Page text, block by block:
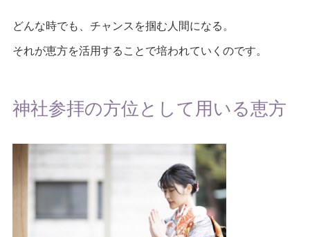
どんな時でも、チャンスを掴む人間になる。
それが恵方を活用することで培われていくのです。
神社参拝の方位として用いる恵方